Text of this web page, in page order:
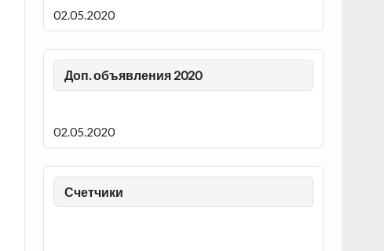
02.05.2020
Доп. объявления 2020
02.05.2020
Счетчики